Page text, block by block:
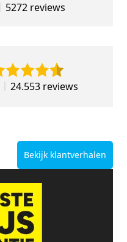
5272 reviews
24.553 reviews
Bekijk klantverhalen